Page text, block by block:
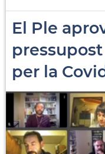
El Ple
per la